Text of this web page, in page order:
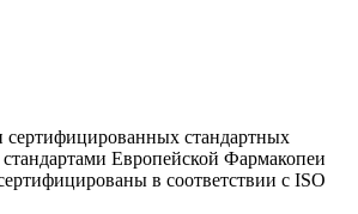
сертифицированных стандартных
Европейской Фармакопеи
в соответствии с ISO